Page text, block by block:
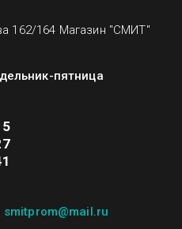
162/164 Магазин "СМИТ"
пятница